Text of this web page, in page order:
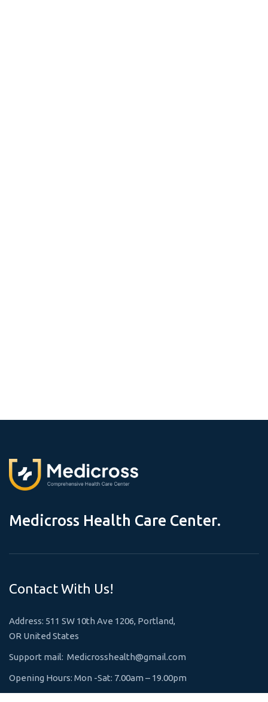
Med icross Healt h Care Center.
Contact With Us!
Address: 511 SW 10th Ave 1206, Portland,
OR United States
Support mail: Medicrosshealth@gmail.com
Opening Hours: Mon -Sat: 7.00am – 19.00pm